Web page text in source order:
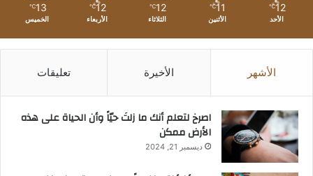
12
℃
الأحد
11
℃
الأثنين
12
℃
الثلاثاء
12
℃
الأربعاء
13
℃
الخميس
الأشهر الأخيرة تعليقات
‫اصرخ لتعلم أنك ما زلتَ حيّاً وأن الحياة على هذه
الأرض ممكن
ديسمبر 21, 2024